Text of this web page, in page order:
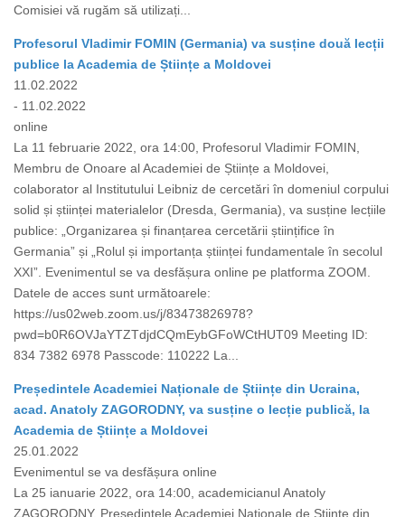
Comisiei vă rugăm să utilizați...
Profesorul Vladimir FOMIN (Germania) va susține două lecții
publice la Academia de Științe a Moldovei
11.02.2022
- 11.02.2022
online
La 11 februarie 2022, ora 14:00, Profesorul Vladimir FOMIN,
Membru de Onoare al Academiei de Științe a Moldovei,
colaborator al Institutului Leibniz de cercetări în domeniul corpului
solid și științei materialelor (Dresda, Germania), va susține lecțiile
publice: „Organizarea și finanțarea cercetării științifice în
Germania” și „Rolul și importanța științei fundamentale în secolul
XXI”. Evenimentul se va desfășura online pe platforma ZOOM.
Datele de acces sunt următoarele:
https://us02web.zoom.us/j/83473826978?
pwd=b0R6OVJaYTZTdjdCQmEybGFoWCtHUT09 Meeting ID:
834 7382 6978 Passcode: 110222 La...
Președintele Academiei Naționale de Științe din Ucraina,
acad. Anatoly ZAGORODNY, va susține o lecție publică, la
Academia de Științe a Moldovei
25.01.2022
Evenimentul se va desfășura online
La 25 ianuarie 2022, ora 14:00, academicianul Anatoly
ZAGORODNY, Președintele Academiei Naționale de Științe din